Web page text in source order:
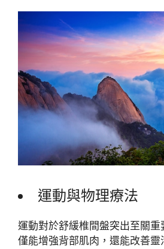
運動與物理療法
運動對於舒緩椎間盤突出至關重
僅能增強背部肌肉，還能改善靈